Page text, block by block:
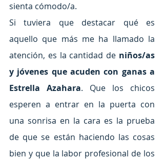
sienta cómodo/a.
Si tuviera que destacar qué es
aquello que más me ha llamado la
atención, es la cantidad de niños/as
y jóvenes que acuden con ganas a
Estrella Azahara. Que los chicos
esperen a entrar en la puerta con
una sonrisa en la cara es la prueba
de que se están haciendo las cosas
bien y que la labor profesional de los